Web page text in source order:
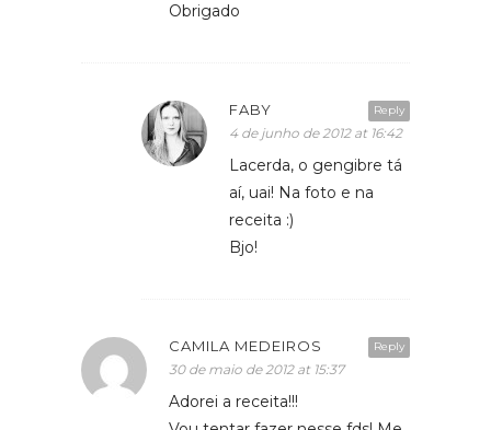
Obrigado
Reply
FABY
4 de junho de 2012 at 16:42
Lacerda, o gengibre tá
aí, uai! Na foto e na
receita :)
Bjo!
Reply
CAMILA MEDEIROS
30 de maio de 2012 at 15:37
Adorei a receita!!!